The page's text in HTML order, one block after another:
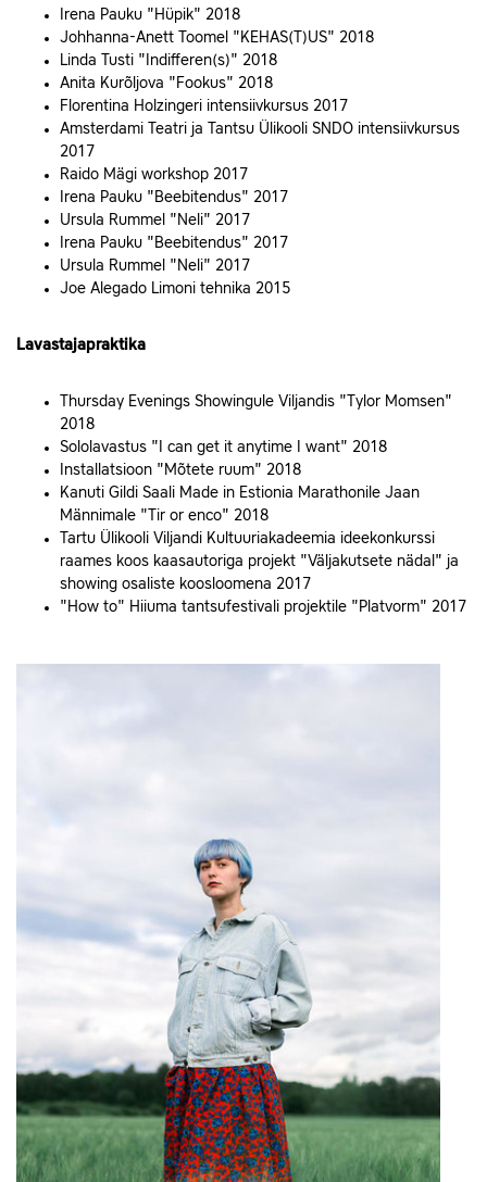
Irena Pauku "Hüpik" 2018
Johhanna-Anett Toomel "KEHAS(T)US" 2018
Linda Tusti "Indifferen(s)" 2018
Anita Kurõljova "Fookus" 2018
Florentina Holzingeri intensiivkursus 2017
Amsterdami Teatri ja Tantsu Ülikooli SNDO intensiivkursus
2017
Raido Mägi workshop 2017
Irena Pauku "Beebitendus" 2017
Ursula Rummel "Neli" 2017
Irena Pauku "Beebitendus" 2017
Ursula Rummel "Neli" 2017
Joe Alegado Limoni tehnika 2015
Lavastajapraktika
Thursday Evenings Showingule Viljandis "Tylor Momsen"
2018
Sololavastus "I can get it anytime I want" 2018
Installatsioon "Mõtete ruum" 2018
Kanuti Gildi Saali Made in Estionia Marathonile Jaan
Männimale "Tir or enco" 2018
Tartu Ülikooli Viljandi Kultuuriakadeemia ideekonkurssi
raames koos kaasautoriga projekt "Väljakutsete nädal" ja
showing osaliste koosloomena 2017
"How to" Hiiuma tantsufestivali projektile "Platvorm" 2017